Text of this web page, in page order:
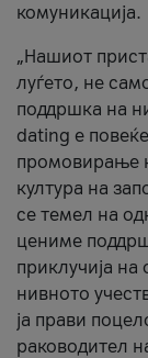
комуникација.
„Нашиот
луѓето, не
поддршка на
dating е
промовирање
култура на
се темел на
цениме
приклучија на
нивното
ја прави
раководител